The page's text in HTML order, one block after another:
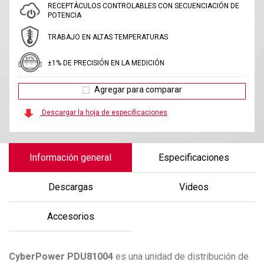
RECEPTÁCULOS CONTROLABLES CON SECUENCIACIÓN DE
POTENCIA
TRABAJO EN ALTAS TEMPERATURAS
±1% DE PRECISIÓN EN LA MEDICIÓN
Agregar para comparar
Descargar la hoja de especificaciones
Información general Especificaciones
Descargas Videos
Accesorios
CyberPower PDU81004 es una unidad de distribución de